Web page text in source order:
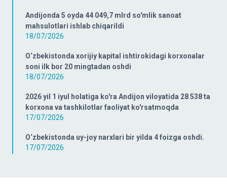
Andijonda 5 oyda 44 049,7 mlrd so'mlik sanoat
mahsulotlari ishlab chiqarildi
18/07/2026
O‘zbekistonda xorijiy kapital ishtirokidagi korxonalar
soni ilk bor 20 mingtadan oshdi
18/07/2026
2026 yil 1 iyul holatiga ko'ra Andijon viloyatida 28 538 ta
korxona va tashkilotlar faoliyat ko'rsatmoqda
17/07/2026
O‘zbekistonda uy-joy narxlari bir yilda 4 foizga oshdi.
17/07/2026